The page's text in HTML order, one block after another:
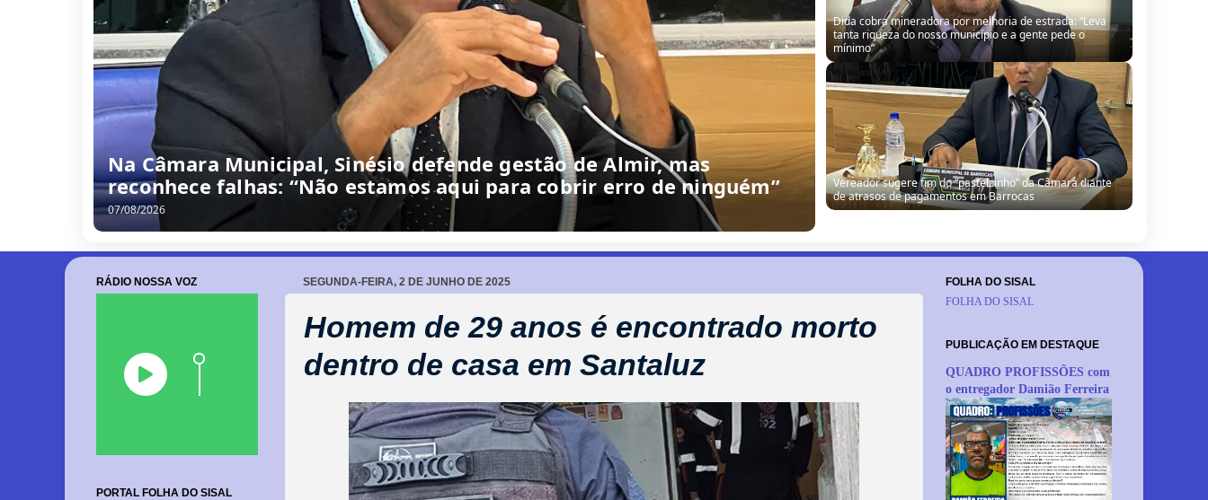
Na Câmara Municipal, Sinésio defende gestão de Almir, mas
reconhece falhas: “Não estamos aqui para cobrir erro de ninguém”
07/08/2026
Dida cobra mineradora por melhoria de estrada: “Leva
tanta riqueza do nosso município e a gente pede o
mínimo”
Vereador sugere fim do “pastelzinho” da Câmara diante
de atrasos de pagamentos em Barrocas
SEGUNDA-FEIRA, 2 DE JUNHO DE 2025
Homem de 29 anos é encontrado morto
dentro de casa em Santaluz
RÁDIO NOSSA VOZ
PORTAL FOLHA DO SISAL
FOLHA DO SISAL
FOLHA DO SISAL
PUBLICAÇÃO EM DESTAQUE
QUADRO PROFISSÕES com
o entregador Damião Ferreira